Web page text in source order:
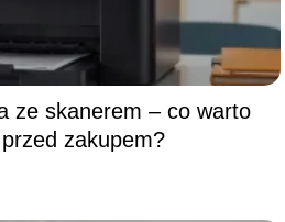
ze skanerem – co warto
zakupem?